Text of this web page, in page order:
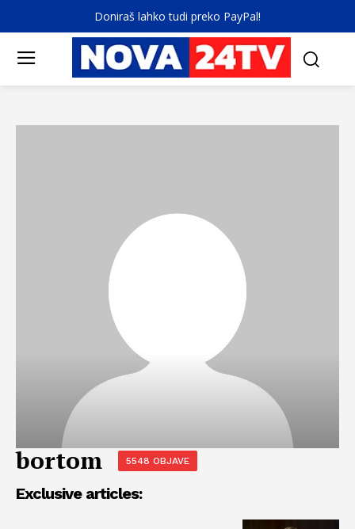
Doniraš lahko tudi preko PayPal!
bortom 5548 OBJAVE
Exclusive articles: